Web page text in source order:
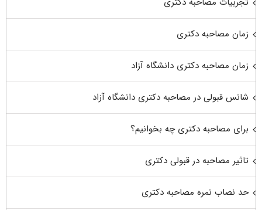
زمان مصاحبه دکتری
زمان مصاحبه دکتری دانشگاه آزاد
شانس قبولی در مصاحبه دکتری دانشگاه آزاد
برای مصاحبه دکتری چه بخوانیم؟
تاثیر مصاحبه در قبولی دکتری
حد نصاب نمره مصاحبه دکتری